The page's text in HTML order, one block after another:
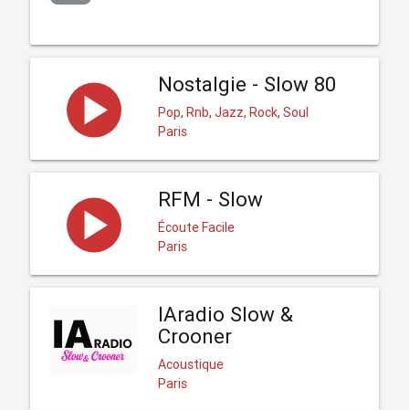
Nostalgie - Slow 80
Pop, Rnb, Jazz, Rock, Soul
Paris
RFM - Slow
Écoute Facile
Paris
IAradio Slow &
Crooner
Acoustique
Paris